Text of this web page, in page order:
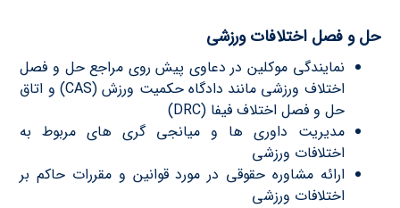
حل و فصل اختلافات ورزشى
نمایندگى موکلین در دعاوی پیش روى مراجع حل و فصل
اختلاف ورزشى مانند دادگاه حکمیت ورزش (CAS) و اتاق
حل و فصل اختلاف فیفا (DRC)
مدیریت داوری ها و میانجی گری هاى مربوط به
اختلافات ورزشى
ارائه مشاوره حقوقى در مورد قوانین و مقررات حاکم بر
اختلافات ورزشى